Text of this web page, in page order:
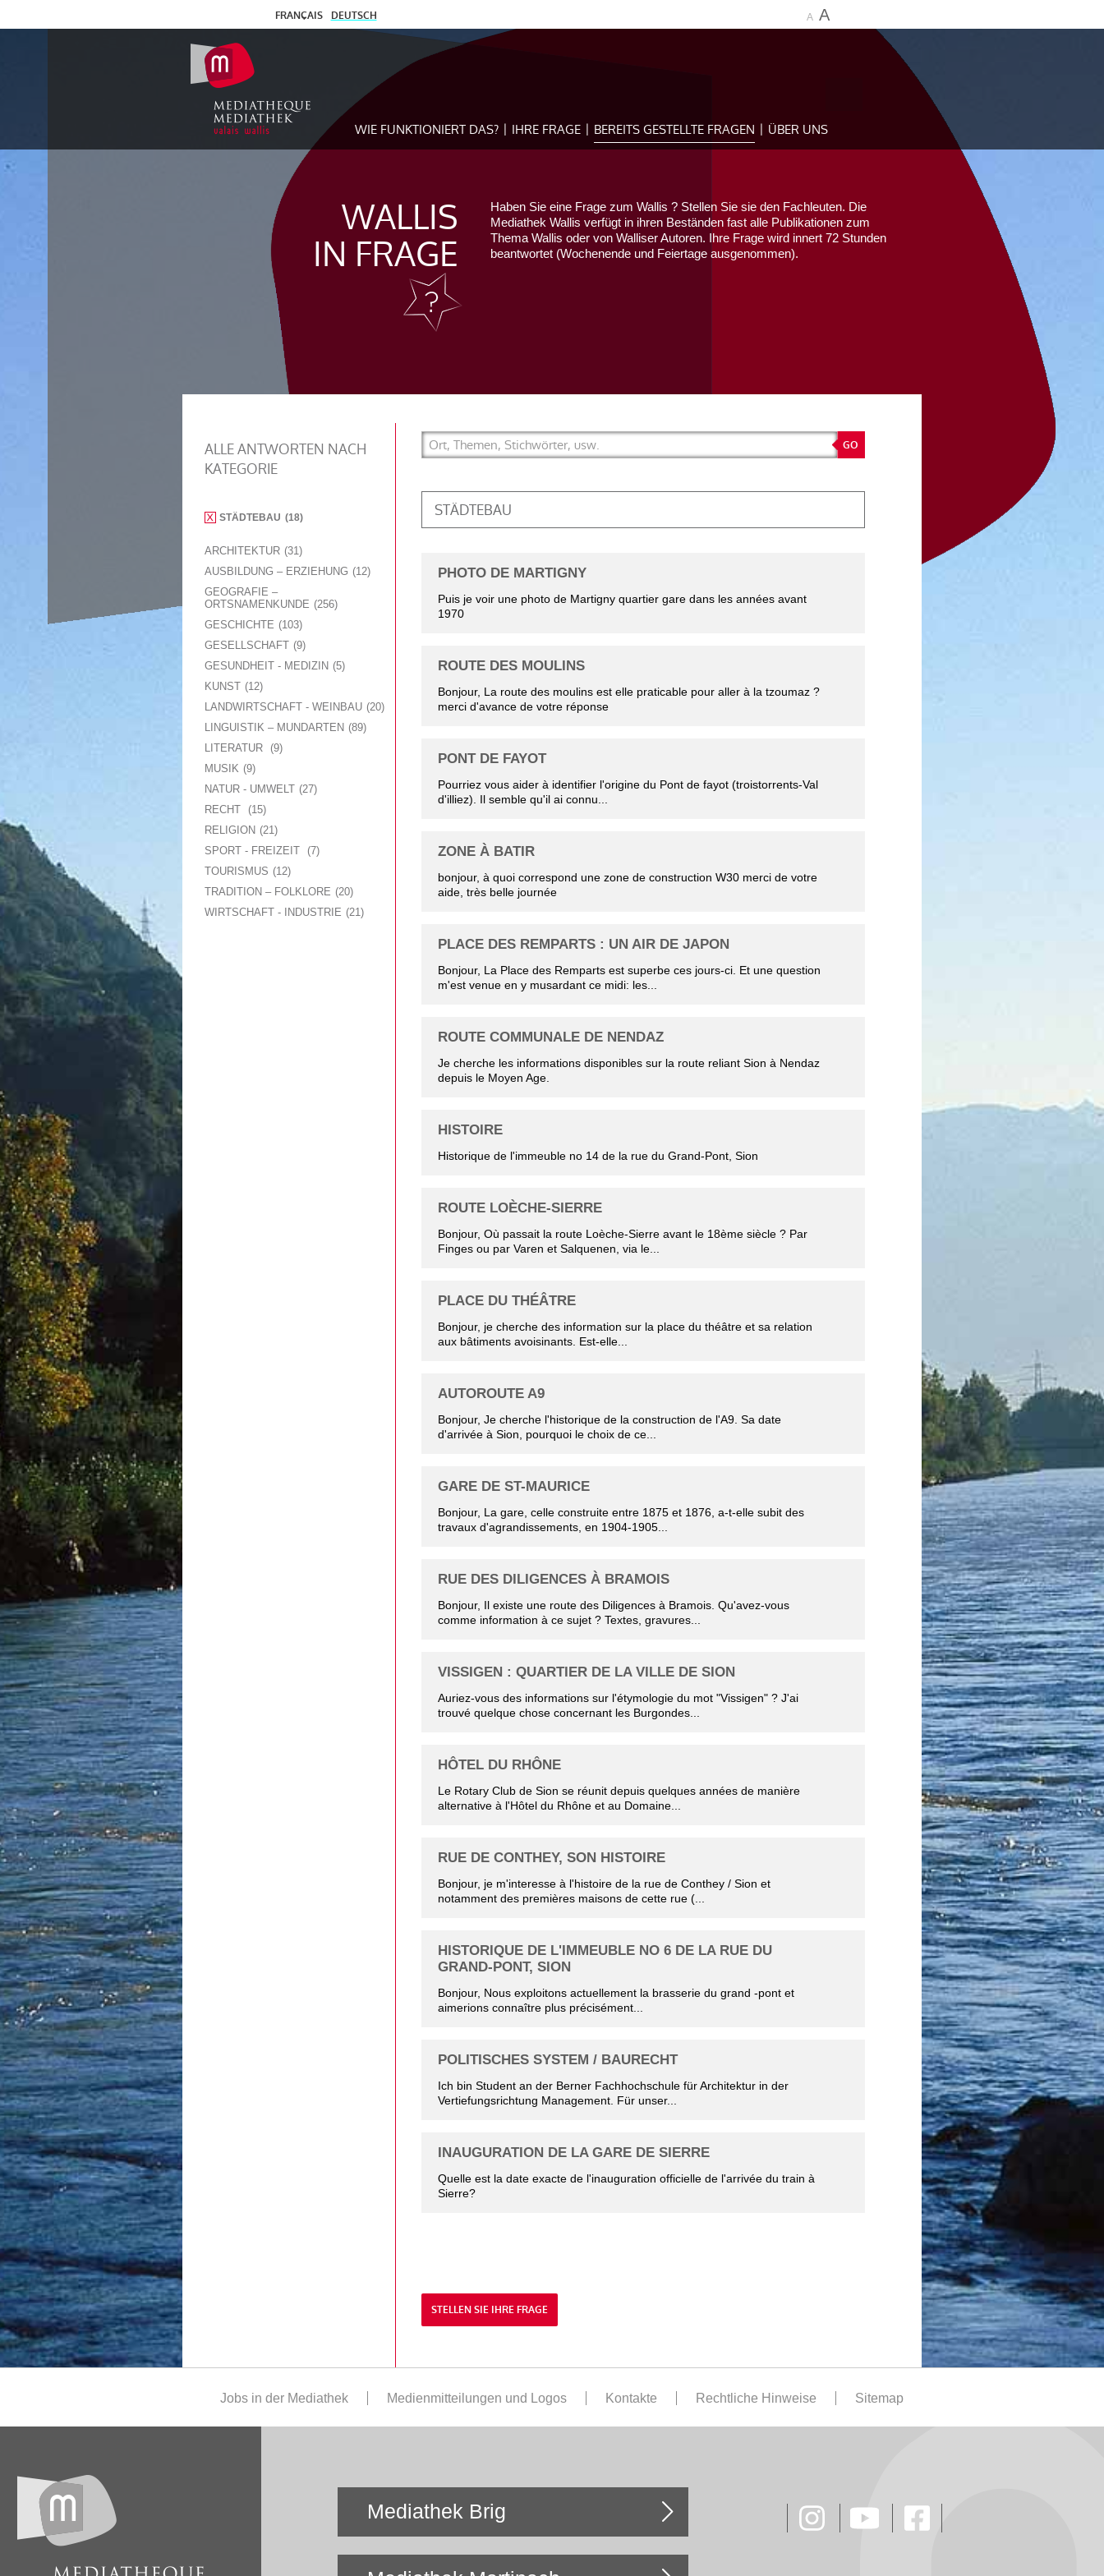
FRANÇAIS DEUTSCH A A
WIE FUNKTIONIERT DAS? IHRE FRAGE BEREITS GESTELLTE FRAGEN ÜBER UNS
WALLIS
IN FRAGE
Haben Sie eine Frage zum Wallis ? Stellen Sie sie den Fachleuten. Die
Mediathek Wallis verfügt in ihren Beständen fast alle Publikationen zum
Thema Wallis oder von Walliser Autoren. Ihre Frage wird innert 72 Stunden
beantwortet (Wochenende und Feiertage ausgenommen).
ALLE ANTWORTEN NACH
KATEGORIE
ARCHITEKTUR 31
AUSBILDUNG – ERZIEHUNG
12
GEOGRAFIE –
ORTSNAMENKUNDE
256
GESCHICHTE
103
GESELLSCHAFT 9
GESUNDHEIT - MEDIZIN
5
KUNST 12
LANDWIRTSCHAFT - WEINBAU 20
LINGUISTIK – MUNDARTEN
89
LITERATUR
9
MUSIK 9
NATUR - UMWELT 27
RECHT
15
RELIGION
21
SPORT - FREIZEIT
7
STÄDTEBAU 18
TOURISMUS
12
TRADITION – FOLKLORE
20
WIRTSCHAFT - INDUSTRIE
21
STÄDTEBAU
PHOTO DE MARTIGNY
Puis je voir une photo de Martigny quartier gare dans les années avant
1970
ROUTE DES MOULINS
Bonjour, La route des moulins est elle praticable pour aller à la tzoumaz ?
merci d'avance de votre réponse
PONT DE FAYOT
Pourriez vous aider à identifier l'origine du Pont de fayot (troistorrents-Val
d'illiez). Il semble qu'il ai connu...
ZONE À BATIR
bonjour, à quoi correspond une zone de construction W30 merci de votre
aide, très belle journée
PLACE DES REMPARTS : UN AIR DE JAPON
Bonjour, La Place des Remparts est superbe ces jours-ci. Et une question
m'est venue en y musardant ce midi: les...
ROUTE COMMUNALE DE NENDAZ
Je cherche les informations disponibles sur la route reliant Sion à Nendaz
depuis le Moyen Age.
HISTOIRE
Historique de l'immeuble no 14 de la rue du Grand-Pont, Sion
ROUTE LOÈCHE-SIERRE
Bonjour, Où passait la route Loèche-Sierre avant le 18ème siècle ? Par
Finges ou par Varen et Salquenen, via le...
PLACE DU THÉÂTRE
Bonjour, je cherche des information sur la place du théâtre et sa relation
aux bâtiments avoisinants. Est-elle...
AUTOROUTE A9
Bonjour, Je cherche l'historique de la construction de l'A9. Sa date
d'arrivée à Sion, pourquoi le choix de ce...
GARE DE ST-MAURICE
Bonjour, La gare, celle construite entre 1875 et 1876, a-t-elle subit des
travaux d'agrandissements, en 1904-1905...
RUE DES DILIGENCES À BRAMOIS
Bonjour, Il existe une route des Diligences à Bramois. Qu'avez-vous
comme information à ce sujet ? Textes, gravures...
VISSIGEN : QUARTIER DE LA VILLE DE SION
Auriez-vous des informations sur l'étymologie du mot "Vissigen" ? J'ai
trouvé quelque chose concernant les Burgondes...
HÔTEL DU RHÔNE
Le Rotary Club de Sion se réunit depuis quelques années de manière
alternative à l'Hôtel du Rhône et au Domaine...
RUE DE CONTHEY, SON HISTOIRE
Bonjour, je m'interesse à l'histoire de la rue de Conthey / Sion et
notamment des premières maisons de cette rue (...
HISTORIQUE DE L'IMMEUBLE NO 6 DE LA RUE DU
GRAND-PONT, SION
Bonjour, Nous exploitons actuellement la brasserie du grand -pont et
aimerions connaître plus précisément...
POLITISCHES SYSTEM / BAURECHT
Ich bin Student an der Berner Fachhochschule für Architektur in der
Vertiefungsrichtung Management. Für unser...
INAUGURATION DE LA GARE DE SIERRE
Quelle est la date exacte de l'inauguration officielle de l'arrivée du train à
Sierre?
STELLEN SIE IHRE FRAGE
Jobs in der Mediathek Medienmitteilungen und Logos Kontakte Rechtliche Hinweise Sitemap
Mediathek Brig